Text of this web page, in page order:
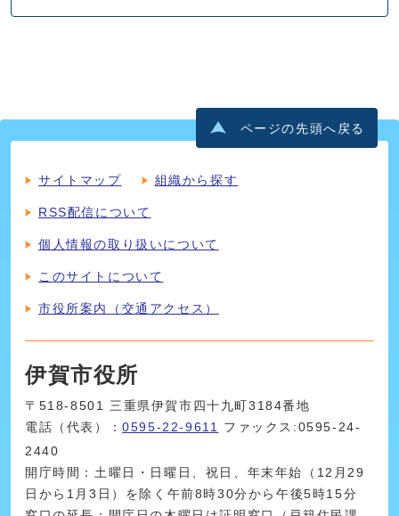
ページの先頭へ戻る
サイトマップ 組織から探す
RSS配信について
個人情報の取り扱いについて
このサイトについて
市役所案内（交通アクセス）
伊賀市役所
〒518-8501 三重県伊賀市四十九町3184番地
電話（代表）：0595-22-9611
ファックス:0595-24-
2440
開庁時間：土曜日・日曜日、祝日、年末年始（12月29
日から1月3日）を除く午前8時30分から午後5時15分